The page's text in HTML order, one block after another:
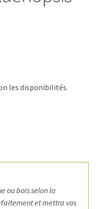
les disponibilités.
ou bois selon la
et mettra vos